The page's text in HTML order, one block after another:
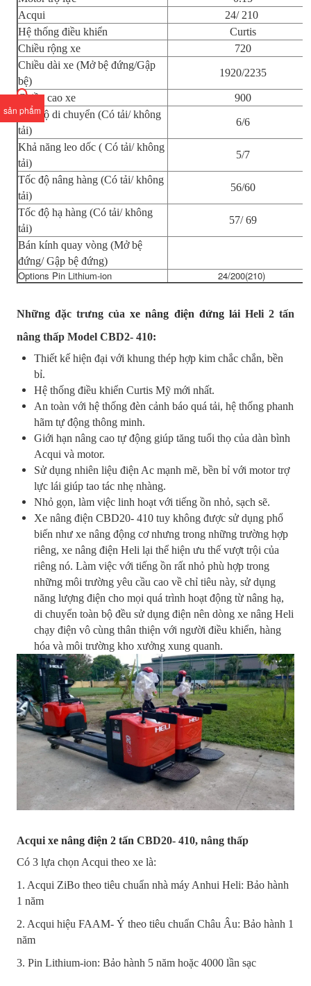
sản phẩm
Acqui
24/ 210
Hệ thống điều khiển
Curtis
Chiều rộng xe
720
Chiều dài xe (Mở bệ đứng/Gập
bệ)
1920/2235
Chiều cao xe
900
Tốc độ di chuyển (Có tải/ không
tải)
6/6
Khả năng leo dốc ( Có tải/ không
tải)
5/7
Tốc độ nâng hàng (Có tải/ không
tải)
56/60
Tốc độ hạ hàng (Có tải/ không
tải)
57/ 69
Bán kính quay vòng (Mở bệ
đứng/ Gập bệ đứng)
Options Pin Lithium-ion 24/200(210)
Những đặc trưng củaxe nâng điện đứng láiHeli 2 tấn
nâng thấp Model CBD2- 410:
Thiết kế hiện đại với khung thép hợp kim chắc chắn, bền
bỉ.
Hệ thống điều khiển Curtis Mỹ mới nhất.
An toàn với hệ thống đèn cảnh báo quá tải, hệ thống phanh
hãm tự động thông minh.
Giới hạn nâng cao tự động giúp tăng tuổi thọ của dàn bình
Acqui và motor.
Sử dụng nhiên liệu điện Ac mạnh mẽ, bền bỉ với motor trợ
lực lái giúp tao tác nhẹ nhàng.
Nhỏ gọn, làm việc linh hoạt với tiếng ồn nhỏ, sạch sẽ.
Xe nâng điện CBD20- 410 tuy không được sử dụng phổ
biến như xe nâng động cơ nhưng trong những trường hợp
riêng, xe nâng điện Heli lại thể hiện ưu thế vượt trội của
riêng nó. Làm việc với tiếng ồn rất nhỏ phù hợp trong
những môi trường yêu cầu cao về chỉ tiêu này, sử dụng
năng lượng điện cho mọi quá trình hoạt động từ nâng hạ,
di chuyển toàn bộ đều sử dụng điện nên dòng xe nâng Heli
chạy điện vô cùng thân thiện với người điều khiển, hàng
hóa và môi trường kho xưởng xung quanh.
Acqui xe nâng điện 2 tấn CBD20- 410, nâng thấp
Có 3 lựa chọn Acqui theo xe là:
1. Acqui ZiBo theo tiêu chuẩn nhà máy Anhui Heli: Bảo hành
1 năm
2. Acqui hiệu FAAM- Ý theo tiêu chuẩn Châu Âu: Bảo hành 1
năm
3. Pin Lithium-ion: Bảo hành 5 năm hoặc 4000 lần sạc